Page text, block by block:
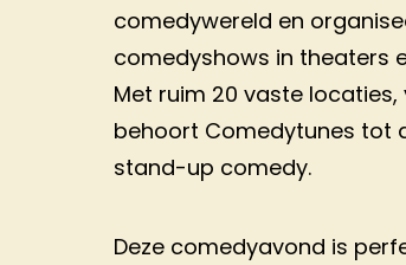
comedywereld en
comedyshows in theaters
Met ruim 20 vaste
behoort Comedytunes tot
stand-up comedy.
Deze comedyavond is